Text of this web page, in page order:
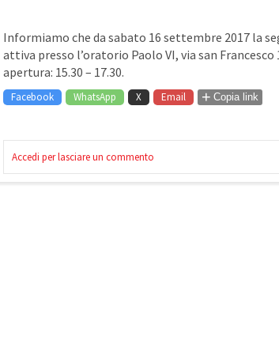
Informiamo che da sabato 16 settembre 2017 la
attiva presso l’oratorio Paolo VI, via san
apertura: 15.30 – 17.30.
Facebook WhatsApp X Email + Copia link
Accedi per lasciare un commento